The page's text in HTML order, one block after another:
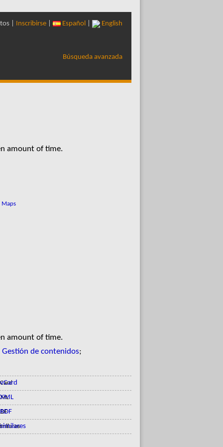
| Inscribirse Español English
Búsqueda avanzada
amount of time.
amount of time.
Gestión de contenidos;
vCard
XML
RDF
similares